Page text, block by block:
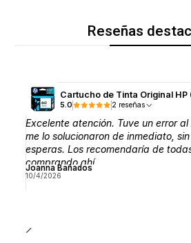
Reseñas
Cartucho de Tinta Original
5.0 2 reseñas
Excelente atención. Tuve un error
me lo solucionaron de inmediato,
esperas. Los recomendaría de
comprando ahí.
Joanna Bañados
10/4/2026